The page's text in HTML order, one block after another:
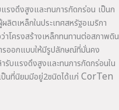
รงดึงสูงและทนการกัดกร่อน เป็นก
ตเหล็กในประเทศสหรัฐอเมริกา
าโครงสร้างเหล็กทนทานต่อสภาพดิน
รออกแบบให้มีรูปลักษณ์ที่มั่นคง
รับแรงดึงสูงและทนการกัดกร่อนใน
นที่นิยมมีอยู่2ชนิดได้แก่ CorTen